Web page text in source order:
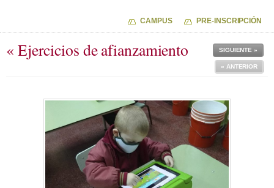
CAMPUS PRE-INSCRIPCIÓN
« Ejercicios de afianzamiento SIGUIENTE »
« ANTERIOR